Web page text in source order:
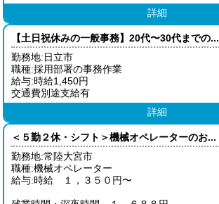
詳細
【土日祝休みの一般事務】20代〜30代までの...
勤務地:日立市
職種:採用部署の事務作業
給与:時給1,450円
交通費別途支給有
詳細
＜５勤２休・シフト＞機械オペレーターのお...
勤務地:常陸大宮市
職種:機械オペレーター
給与:時給 １，３５０円〜